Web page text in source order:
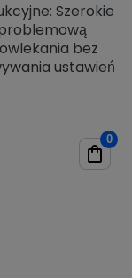
Szerokie
bez
ustawień